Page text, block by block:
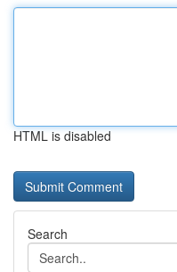
HTML is disabled
Search